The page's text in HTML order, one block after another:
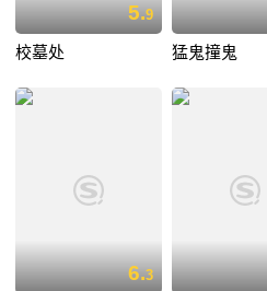
5.9
校墓处 猛鬼撞鬼
6.3